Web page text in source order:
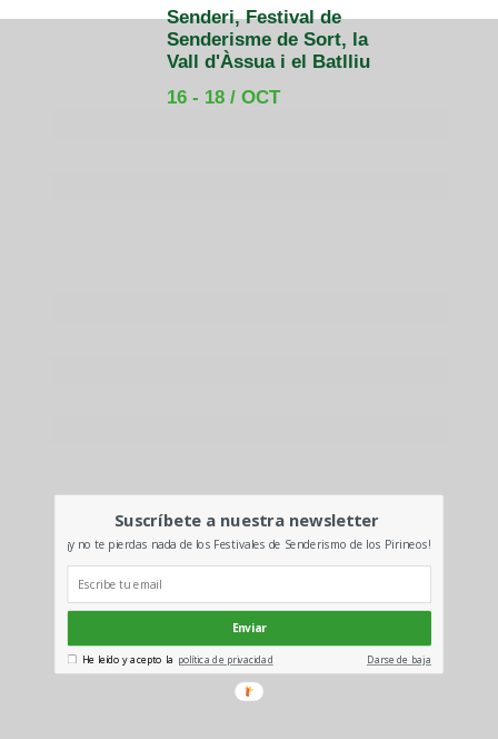
Senderi, Festival de
Senderisme de Sort, la
Vall d'Àssua i el Batlliu
16 - 18 / OCT
Suscríbete a nuestra newsletter
¡y no te pierdas nada de los Festivales de Senderismo de los Pirineos!
Enviar
He leído y acepto la política de privacidad Darse de baja